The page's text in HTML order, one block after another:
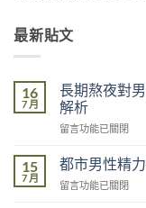
最新貼文
16
7 月
長期熬夜對
解析
在
期
熬
夜
留言功能已關閉
15
7 月
都市男性精
在
留言功能已關閉